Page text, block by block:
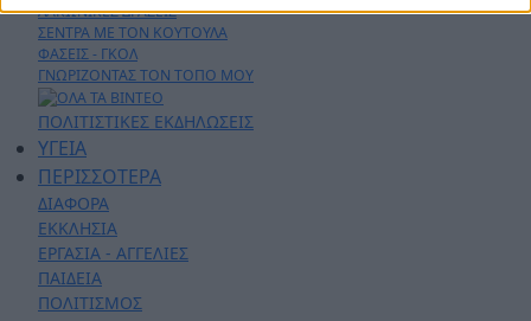
ΛΑΚΩΝΙΚΕΣ ΔΡΑΣΕΙΣ
ΣΕΝΤΡΑ ΜΕ ΤΟΝ ΚΟΥΤΟΥΛΑ
ΦΑΣΕΙΣ - ΓΚΟΛ
ΓΝΩΡΙΖΟΝΤΑΣ ΤΟΝ ΤΟΠΟ ΜΟΥ
ΠΟΛΙΤΙΣΤΙΚΕΣ ΕΚΔΗΛΩΣΕΙΣ
ΥΓΕΙΑ
ΠΕΡΙΣΣΟΤΕΡΑ
ΔΙΑΦΟΡΑ
ΕΚΚΛΗΣΙΑ
ΕΡΓΑΣΙΑ - ΑΓΓΕΛΙΕΣ
ΠΑΙΔΕΙΑ
ΠΟΛΙΤΙΣΜΟΣ